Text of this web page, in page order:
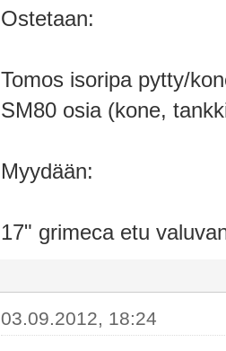
Ostetaan:
Tomos isoripa pytty/
SM80 osia (kone,
Myydään:
17" grimeca etu
03.09.2012, 18:24